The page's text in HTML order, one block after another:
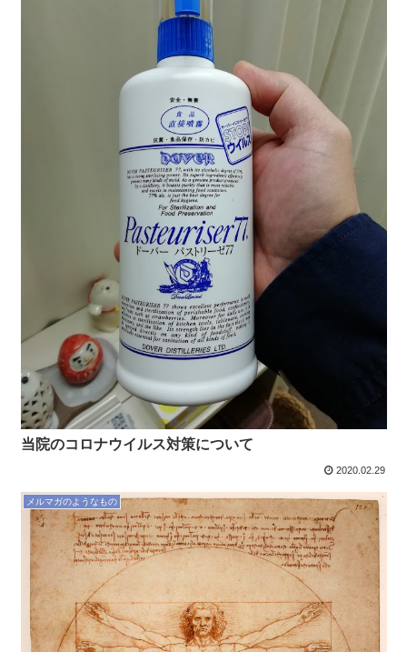
当院のコロナウイルス対策について
2020.02.29
メルマガのようなもの